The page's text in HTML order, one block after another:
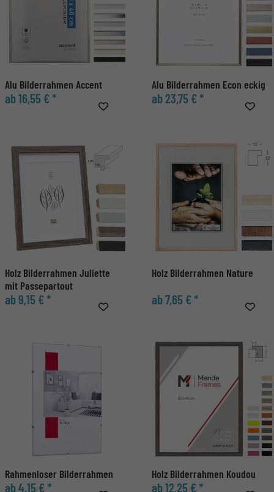
Alu Bilderrahmen Accent
ab 16,55 € *
Alu Bilderrahmen Econ eckig
ab 23,75 € *
Holz Bilderrahmen Juliette
mit Passepartout
ab 9,15 € *
Holz Bilderrahmen Nature
ab 7,65 € *
Rahmenloser Bilderrahmen
ab 4,15 € *
Holz Bilderrahmen Koudou
ab 12,25 € *